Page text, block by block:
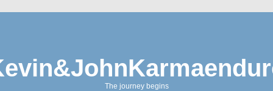
The journey begins